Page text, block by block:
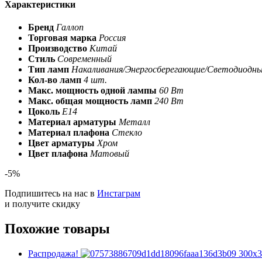
Характеристики
Бренд Галлоп
Торговая марка Россия
Производство Китай
Стиль Современный
Тип ламп Накаливания/Энергосберегающие/
Кол-во ламп 4 шт.
Макс. мощность одной лампы 60 Вт
Макс. общая мощность ламп 240 Вт
Цоколь E14
Материал арматуры Металл
Материал плафона Стекло
Цвет арматуры Хром
Цвет плафона Матовый
-5%
Подпишитесь на нас в Инстаграм
и получите скидку
Похожие товары
Распродажа!